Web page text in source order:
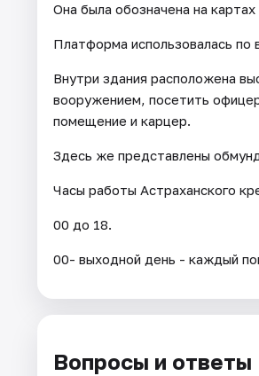
Она была обозначена на
Платформа использовалась по
Внутри здания расположена
вооружением, посетить
помещение и карцер.
Здесь же представлены
Часы работы Астраханского
00 до 18.
00- выходной день - каждый
Вопросы и ответы